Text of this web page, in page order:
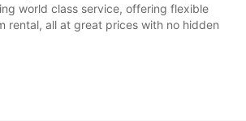
world class service, offering flexible
rental, all at great prices with no hidden